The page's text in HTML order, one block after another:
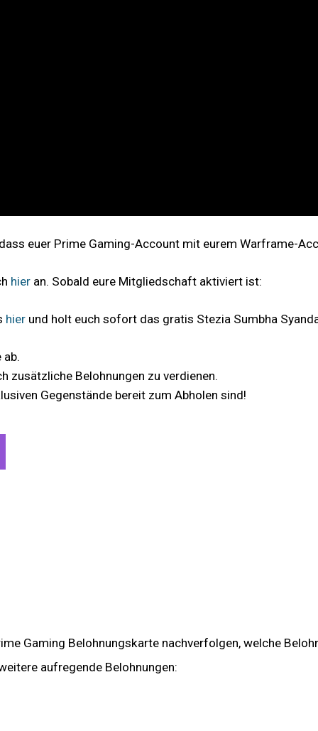
euer Prime Gaming-Account mit eurem Warframe-
hier an. Sobald eure Mitgliedschaft aktiviert ist:
hier und holt euch sofort das gratis Stezia Sumbha
zusätzliche Belohnungen zu verdienen.
Gegenstände bereit zum Abholen sind!
Gaming Belohnungskarte nachverfolgen, welche
aufregende Belohnungen: